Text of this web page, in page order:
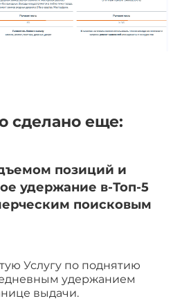
сделано еще:
позиций и
удержание в-Топ-5
поисковым
Услугу по поднятию
удержанием
выдачи.